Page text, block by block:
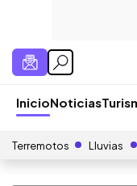
InicioNoticias
Terremotos Lluvias